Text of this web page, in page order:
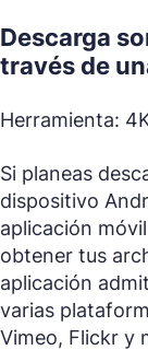
Descarga
través de
Herramienta:
Si planeas
dispositivo
aplicación
obtener tus
aplicación
varias
Vimeo, Flickr y